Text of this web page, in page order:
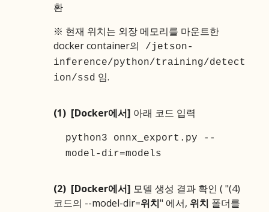
환
※ 현재 위치는 외장 메모리를 마운트한
docker container의
/jetson-
inference/python/training/detect
ion/ssd 임.
(1) [Docker에서] 아래 코드 입력
python3 onnx_export.py --
model-dir=models
(2) [Docker에서] 모델 생성 결과 확인 ( "(4)
코드의 --model-dir=위치" 에서, 위치 폴더를